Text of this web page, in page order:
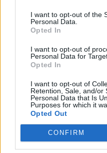
I want to opt-out of the
Personal Data.
Opted In
I want to opt-out of
Personal Data for
Opted In
I want to opt-out of
Retention, Sale, and/or
Personal Data that Is
Purposes for which it
Opted Out
CONFIRM
Δύο
Το